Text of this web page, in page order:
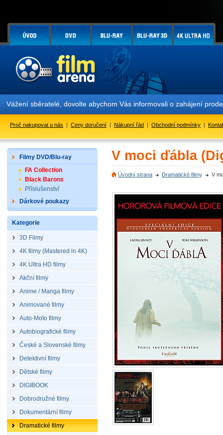
Vážení sběratelé, dovolte abychom Vás informovali o zahájení
Proč nakupovat u nás | Ceny doručení | Nákupní řád | Obchodní podmínky |
Filmy DVD/Blu-ray
FA Collection
Black Barons
Příslušenství
Dárkové poukazy
Kategorie
3D Filmy
4K filmy (Mastered in 4K)
4K Ultra HD filmy
Akční filmy
Anime / Manga filmy
Animované filmy
Auto-Moto filmy
Autobiografické filmy
České a Slovenské filmy
Detektivní filmy
Dětské filmy
DIGIBOOK
Dobrodružné filmy
Dokumentární filmy
Dramatické filmy
V moci ďábla
Úvodní strana Dramatické filmy V